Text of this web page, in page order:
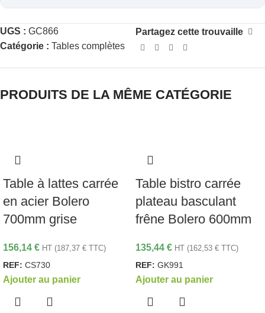
UGS : GC866
Catégorie : Tables complètes
Partagez cette trouvaille
PRODUITS DE LA MÊME CATÉGORIE
Table à lattes carrée
en acier Bolero
700mm grise
156,14 € HT (187,37 € TTC)
REF: CS730
Ajouter au panier
Table bistro carrée
plateau basculant
frêne Bolero 600mm
135,44 € HT (162,53 € TTC)
REF: GK991
Ajouter au panier